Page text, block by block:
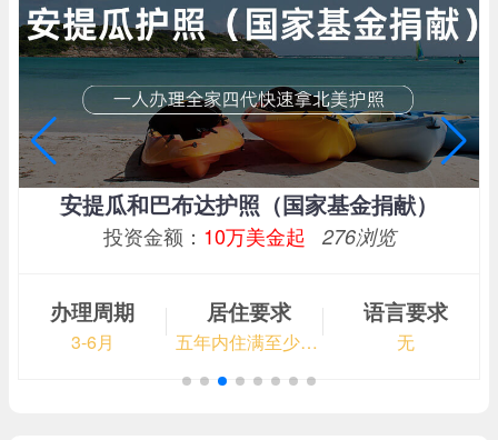
安提瓜和巴布达护照（国家基金捐献）
投资金额： 10万美金起 276浏览
办理周期
3-6月
居住要求
五年内住满至少5天
语言要求
无